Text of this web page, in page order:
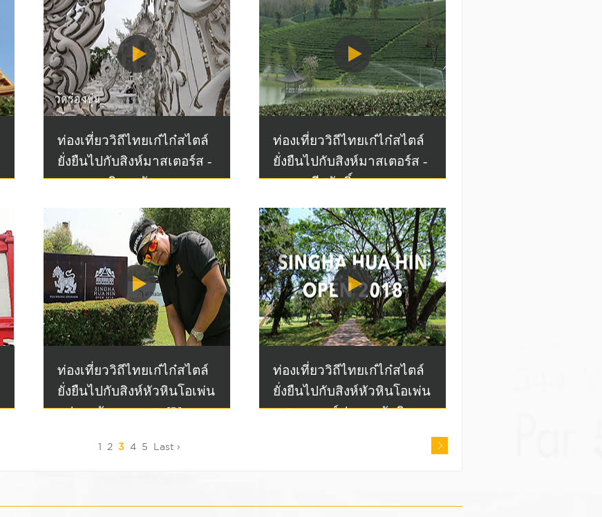
ท่องเที่ยววิถีไทยเก๋ไก๋สไตล์
ยั่งยืนไปกับสิงห์มาสเตอร์ส -
ภาณุพล พิทยารัฐ
ท่องเที่ยววิถีไทยเก๋ไก๋สไตล์
ยั่งยืนไปกับสิงห์มาสเตอร์ส -
พรหม มีสวัสดิ์
ท่องเที่ยววิถีไทยเก๋ไก๋สไตล์
ยั่งยืนไปกับสิงห์หัวหินโอเพ่น
- ประหยัด มากแสง [2]
ท่องเที่ยววิถีไทยเก๋ไก๋สไตล์
ยั่งยืนไปกับสิงห์หัวหินโอเพ่น
- สนามกอล์ฟหลวงหัวหิน
1 2 3 4 5 Last ›